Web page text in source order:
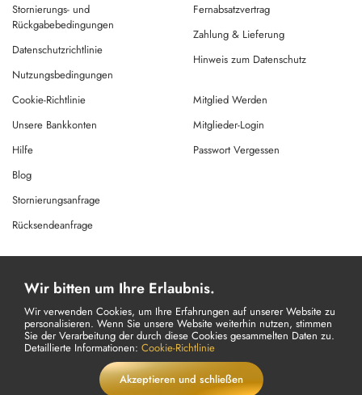
Stornierungs- und
Rückgabebedingungen
Datenschutzrichtlinie
Nutzungsbedingungen
Fernabsatzvertrag
Zahlung & Lieferung
Hinweis zum Datenschutz
Cookie-Richtlinie
Unsere Bankkonten
Hilfe
Mitglied Werden
Mitglieder-Login
Passwort Vergessen
Blog
Stornierungsanfrage
Rücksendeanfrage
© Copyright 2026 Alle Rechte Vorbehalten.
Powered ByAMERKEZ LLC
Wir bitten um Ihre Erlaubnis.
Wir verwenden Cookies, um Ihre Erfahrungen auf unserer Website zu
personalisieren. Wenn Sie unsere Website weiterhin nutzen, stimmen
Sie der Verarbeitung der durch diese Cookies gesammelten Daten zu.
Detaillierte Informationen: Cookie-Richtlinie
Akzeptieren und schließen